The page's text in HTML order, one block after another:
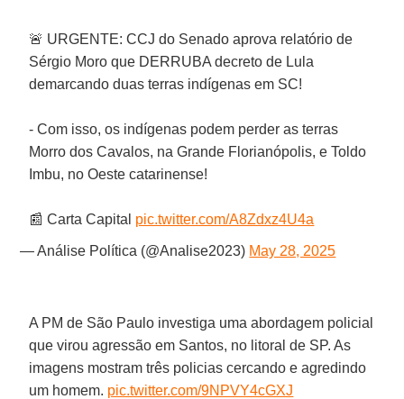
🚨 URGENTE: CCJ do Senado aprova relatório de
Sérgio Moro que DERRUBA decreto de Lula
demarcando duas terras indígenas em SC!
- Com isso, os indígenas podem perder as terras
Morro dos Cavalos, na Grande Florianópolis, e Toldo
Imbu, no Oeste catarinense!
📰 Carta Capital pic.twitter.com/A8Zdxz4U4a
— Análise Política (@Analise2023) May 28, 2025
A PM de São Paulo investiga uma abordagem policial
que virou agressão em Santos, no litoral de SP. As
imagens mostram três policias cercando e agredindo
um homem. pic.twitter.com/9NPVY4cGXJ